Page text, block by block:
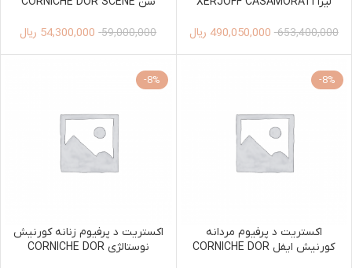
653,400,000
490,050,000 ریال
WOMEN59,000,000
54,300,000 ریال
-8%
اکستریت د پرفیوم مردانه
کورنیش ایفل CORNICHE DOR
-8%
اکستریت د پرفیوم زنانه کورنیش
نوستالژی CORNICHE DOR